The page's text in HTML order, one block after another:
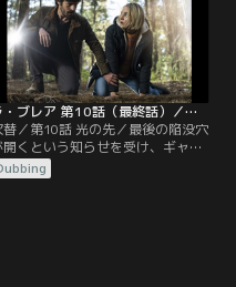
和らげようとするギャヴィンの試み
は、二人の関係を悪化させてしまい
そうになる。
ラ・ブレア 第10話（最終話）／吹替
替／第10話 光の先／最後の陥没穴
開くという知らせを受け、ギャヴ
、イジー、ネイサン博士はシア
へ急ぐ。手遅れになる前に最後